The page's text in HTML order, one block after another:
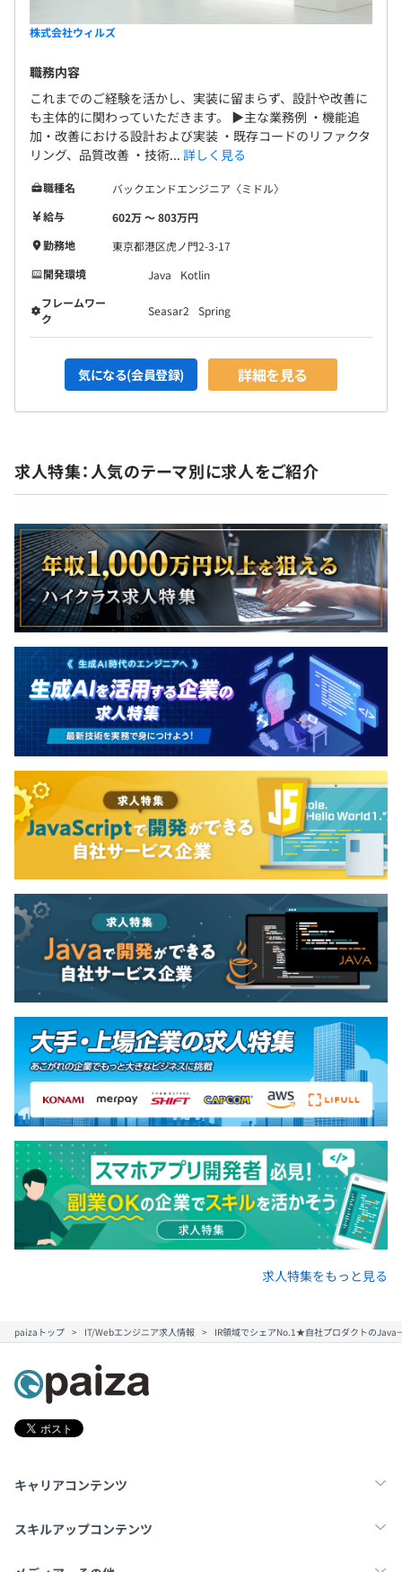
株式会社ウィルズ
職務内容
これまでのご経験を活かし、実装に留まらず、設計や改善に
も主体的に関わっていただきます。 ▶主な業務例 ・機能追
加・改善における設計および実装 ・既存コードのリファクタ
リング、品質改善 ・技術... 詳しく見る
職種名
バックエンドエンジニア〈ミドル〉
給与
602万 〜 803万円
勤務地
東京都港区虎ノ門2-3-17
開発環境
Java
Kotlin
フレームワー
ク
Seasar2 Spring
気になる(会員登録) 詳細を見る
求人特集：人気のテーマ別に求人をご紹介
求人特集をもっと見る
paizaトップ IT/Webエンジニア求人情報 IR領域でシェアNo.1★自社プロダクトの
キャリアコンテンツ
転職・キャリア
スキルアップコンテンツ